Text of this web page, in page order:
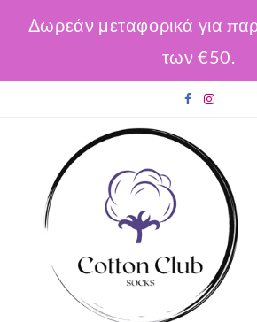
Δωρεάν μεταφορικά για
των €50.